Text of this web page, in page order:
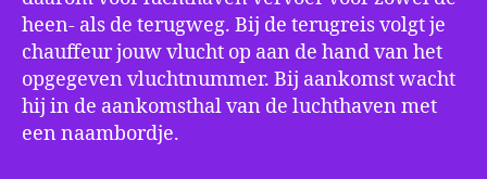
heen- als de terugweg. Bij de terugreis volgt je
chauffeur jouw vlucht op aan de hand van het
opgegeven vluchtnummer. Bij aankomst wacht
hij in de aankomsthal van de luchthaven met
een naambordje.